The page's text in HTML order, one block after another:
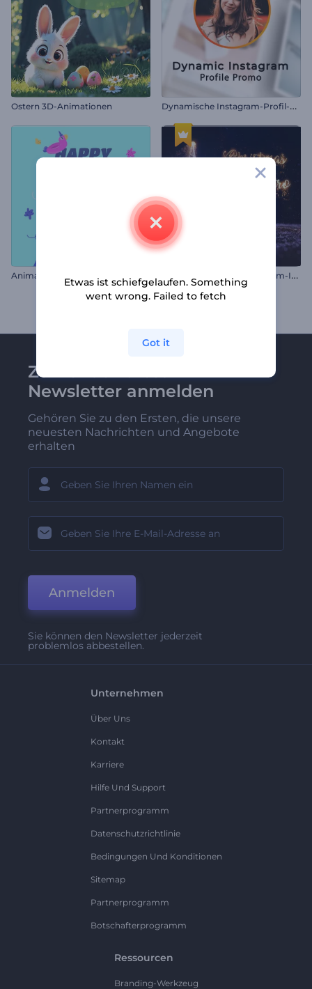
Ostern 3D-Animationen D
ynamische Instagram-Profil-Promo
Animation zum Vatertag G
litzernder Weihnachtsbaum-Intro
Zu Renderforest-
Newsletter anmelden
Gehören Sie zu den Ersten, die unsere
neuesten Nachrichten und Angebote
erhalten
Anmelden
Sie können den Newsletter jederzeit
problemlos abbestellen.
Unternehmen
Über Uns
Kontakt
Karriere
Hilfe Und Support
Partnerprogramm
Datenschutzrichtlinie
Bedingungen Und Konditionen
Sitemap
Partnerprogramm
Botschafterprogramm
Ressourcen
Branding-Werkzeug
Etwas ist schiefgelaufen. Something
went wrong. Failed to fetch
Got it